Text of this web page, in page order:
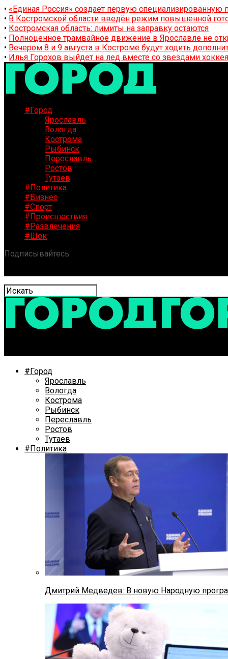
• «Единая Россия» создает первую специализированную
• В Костромской области введён режим повышенной
• Костромская область: лимиты на заправку остаются
• Полноценное трамвайное движение в Ярославле не
• Вечером 8 и 9 августа в Костроме будут ходить
• Илья Горохов выйдет на лед вместе со звездами
#Город
Ярославль
Вологда
Кострома
Рыбинск
Переславль
Ростов
Тутаев
#Политика
#Бизнес
#Спорт
#Происшествия
#Развлечения
#Шок
Подписывайтесь:
#Город
Ярославль
Вологда
Кострома
Рыбинск
Переславль
Ростов
Тутаев
#Политика
Дмитрий Медведев: В новую Народную